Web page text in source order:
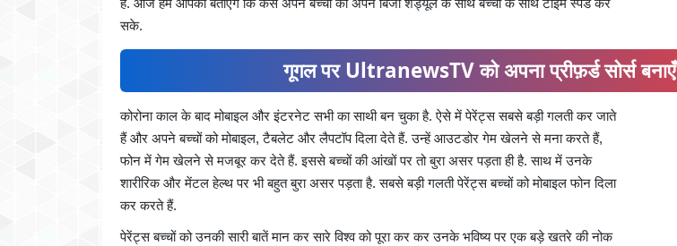
हैं. आज हम आपको बताएंगे कि कैसे अपने बच्चों को अपने बिजी शेड्यूल के साथ बच्चों के साथ टाइम स्पेंड कर
सके.
गूगल पर UltranewsTV को अपना प्रीफ़र्ड सोर्स बनाएँ
कोरोना काल के बाद मोबाइल और इंटरनेट सभी का साथी बन चुका है. ऐसे में पेरेंट्स सबसे बड़ी गलती कर जाते
हैं और अपने बच्चों को मोबाइल, टैबलेट और लैपटॉप दिला देते हैं. उन्हें आउटडोर गेम खेलने से मना करते हैं,
फोन में गेम खेलने से मजबूर कर देते हैं. इससे बच्चों की आंखों पर तो बुरा असर पड़ता ही है. साथ में उनके
शारीरिक और मेंटल हेल्थ पर भी बहुत बुरा असर पड़ता है. सबसे बड़ी गलती पेरेंट्स बच्चों को मोबाइल फोन दिला
कर करते हैं.
पेरेंट्स बच्चों को उनकी सारी बातें मान कर सारे विश्व को पूरा कर कर उनके भविष्य पर एक बड़े खतरे की नोक